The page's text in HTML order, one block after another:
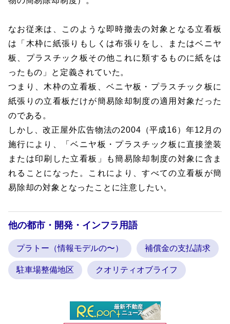
なお従来は、このような即時撤去の対象となる立看板
は「木枠に紙張りもしくは布張りをし、またはベニヤ
板、プラスチック板その他これに類するものに紙をは
ったもの」と定義されていた。
つまり、木枠の立看板、ベニヤ板・プラスチック板に
紙張りの立看板だけが簡易除却制度の適用対象だった
のである。
しかし、改正屋外広告物法の2004（平成16）年12月の
施行により、「ベニヤ板・プラスチック板に直接塗装
または印刷した立看板」も簡易除却制度の対象に含ま
れることになった。これにより、すべての立看板が簡
易除却の対象となったことに注意したい。
他の都市・開発・インフラ用語
プラトー（情報モデルの〜） 補償金の支払請求
駐車場整備地区 クオリティオブライフ